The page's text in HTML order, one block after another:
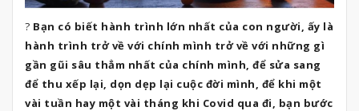
? Bạn có biết hành trình lớn nhất của con người, ấy là
hành trình trở về với chính mình trở về với những gì
gần gũi sâu thẳm nhất của chính mình, để sửa sang
để thu xếp lại, dọn dẹp lại cuộc đời mình, để khi một
vài tuần hay một vài tháng khi Covid qua đi, bạn bước